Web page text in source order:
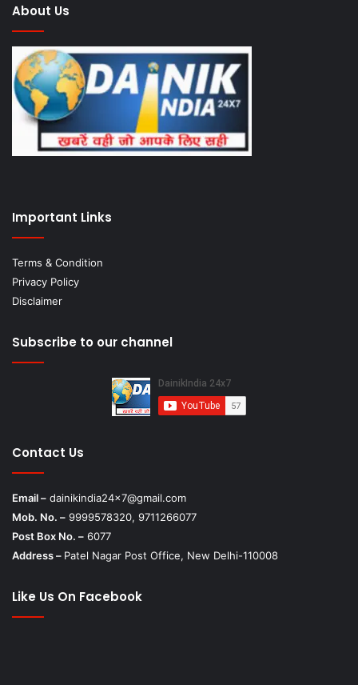
About Us
Important Links
Terms & Condition
Privacy Policy
Disclaimer
Subscribe to our channel
Contact Us
Email – dainikindia24x7@gmail.com
Mob. No. – 9999578320, 9711266077
Post Box No. – 6077
Address – Patel Nagar Post Office, New Delhi-110008
Like Us On Facebook